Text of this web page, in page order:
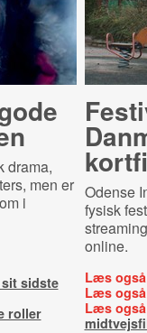
drama,
men er
i
sidste
roller
Odense
fysisk
online.
Læs
Læs
Læs